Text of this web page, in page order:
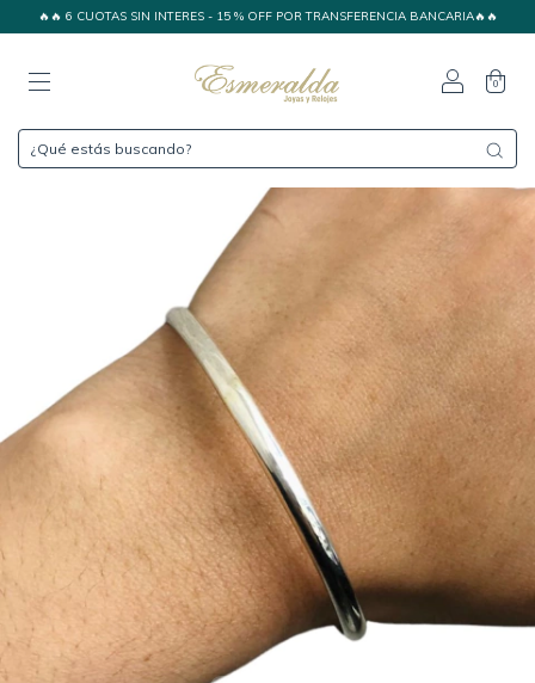
🔥🔥 6 CUOTAS SIN INTERES - 15 % OFF POR TRANSFERENCIA BANCARIA🔥🔥
0